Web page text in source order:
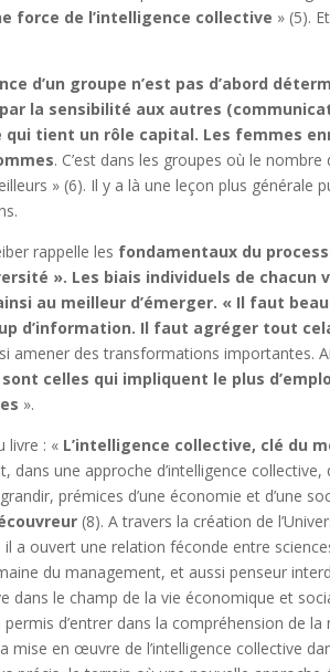
force de l’intelligence collective » (5).
d’un groupe n’est pas d’abord
la sensibilité aux autres
qui tient un rôle capital. Les femmes
. C’est dans les groupes où le
» (6). Il y a là une leçon plus générale
rappelle les fondamentaux du
». Les biais individuels de
au meilleur d’émerger. « Il faut
d’information. Il faut agréger tout
amener des transformations importantes.
celles qui impliquent le plus
».
livre : « L’intelligence collective, clé du
dans une approche d’intelligence
prémices d’une économie et d’une
(8). A travers la création de
il a ouvert une relation féconde entre
du management, et aussi penseur
dans le champ de la vie économique et
permis d’entrer dans la compréhension de
mise en œuvre de l’intelligence collective